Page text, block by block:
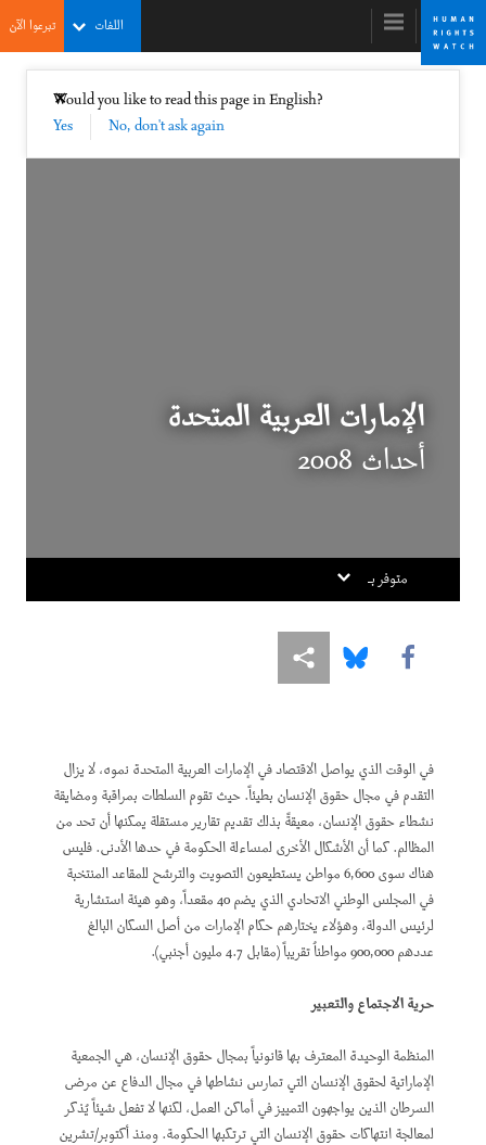
Skip
cookie
Skip
main
DOWNLOAD
اللغات تبرعوا الآن
Would you like to read this page in English?
Yes
No, don't ask again
✕إغلاق
الإمارات العربية المتحدة
أحداث 2008
متوفر بـ
Share this via Facebook
Share this via Bluesky
Share this via مشاركة
في الوقت الذي يواصل الاقتصاد في الإمارات العربية المتحدة نموه، لا يزال
التقدم في مجال حقوق الإنسان بطيئاً. حيث تقوم السلطات بمراقبة ومضايقة
نشطاء حقوق الإنسان، معيقةً بذلك تقديم تقارير مستقلة يمكنها أن تحد من
المظالم. كما أن الأشكال الأخرى لمساءلة الحكومة في حدها الأدنى. فليس
هناك سوى 6,600 مواطن يستطيعون التصويت والترشح للمقاعد المنتخبة
في المجلس الوطني الاتحادي الذي يضم 40 مقعداً، وهو هيئة استشارية
لرئيس الدولة، وهؤلاء يختارهم حكام الإمارات من أصل السكان البالغ
عددهم 900,000 مواطناُ تقريباً (مقابل 4.7 مليون أجنبي).
حرية الاجتماع والتعبير
المنظمة الوحيدة المعترف بها قانونياً بمجال حقوق الإنسان، هي الجمعية
الإماراتية لحقوق الإنسان التي تمارس نشاطها في مجال الدفاع عن مرضى
السرطان الذين يواجهون التمييز في أماكن العمل، لكنها لا تفعل شيئاً يُذكر
لمعالجة انتهاكات حقوق الإنسان التي ترتكبها الحكومة. ومنذ أكتوبر/تشرين